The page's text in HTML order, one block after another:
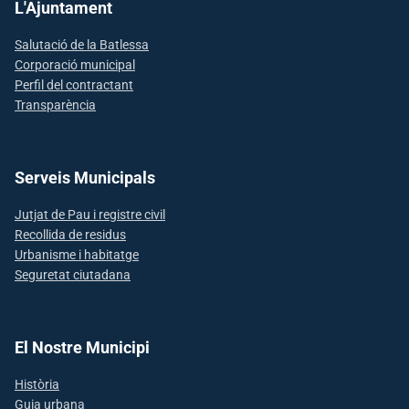
L'Ajuntament
Salutació de la Batlessa
Corporació municipal
Perfil del contractant
Transparència
Serveis Municipals
Jutjat de Pau i registre civil
Recollida de residus
Urbanisme i habitatge
Seguretat ciutadana
El Nostre Municipi
Història
Guia urbana